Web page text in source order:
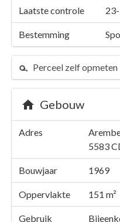
Laatste controle
Bestemming
Perceel zelf opmeten
Gebouw
Adres
5583
Bouwjaar 1969
Oppervlakte 151 m²
Gebruik